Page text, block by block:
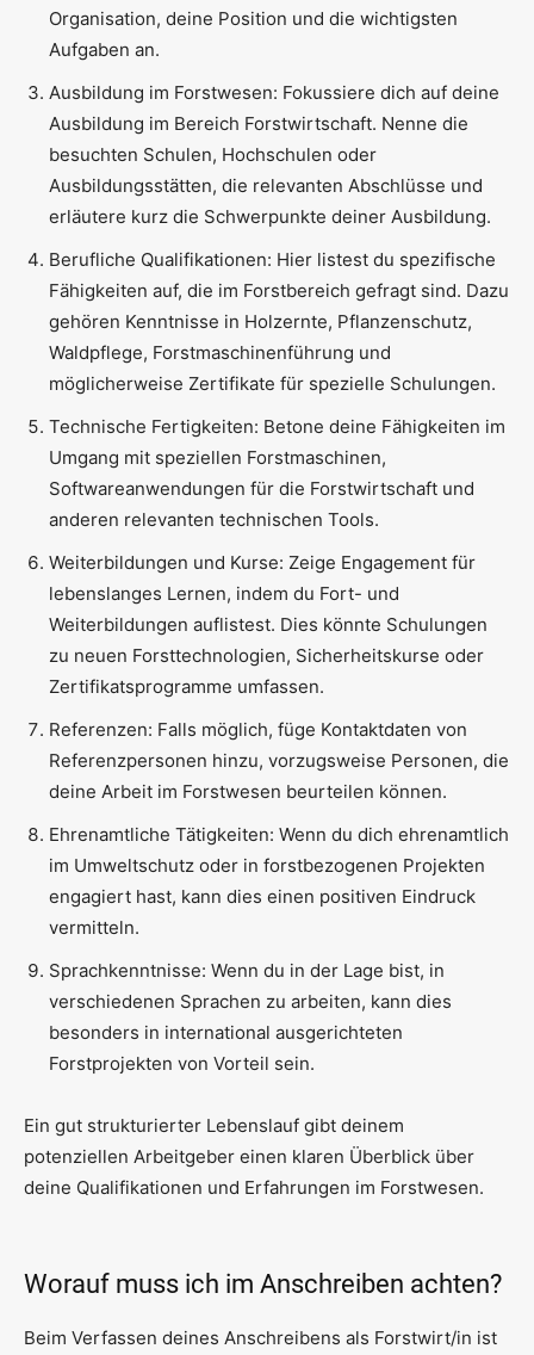
Organisation, deine Position und die wichtigsten
Aufgaben an.
Ausbildung im Forstwesen: Fokussiere dich auf deine
Ausbildung im Bereich Forstwirtschaft. Nenne die
besuchten Schulen, Hochschulen oder
Ausbildungsstätten, die relevanten Abschlüsse und
erläutere kurz die Schwerpunkte deiner Ausbildung.
Berufliche Qualifikationen: Hier listest du spezifische
Fähigkeiten auf, die im Forstbereich gefragt sind. Dazu
gehören Kenntnisse in Holzernte, Pflanzenschutz,
Waldpflege, Forstmaschinenführung und
möglicherweise Zertifikate für spezielle Schulungen.
Technische Fertigkeiten: Betone deine Fähigkeiten im
Umgang mit speziellen Forstmaschinen,
Softwareanwendungen für die Forstwirtschaft und
anderen relevanten technischen Tools.
Weiterbildungen und Kurse: Zeige Engagement für
lebenslanges Lernen, indem du Fort- und
Weiterbildungen auflistest. Dies könnte Schulungen
zu neuen Forsttechnologien, Sicherheitskurse oder
Zertifikatsprogramme umfassen.
Referenzen: Falls möglich, füge Kontaktdaten von
Referenzpersonen hinzu, vorzugsweise Personen, die
deine Arbeit im Forstwesen beurteilen können.
Ehrenamtliche Tätigkeiten: Wenn du dich ehrenamtlich
im Umweltschutz oder in forstbezogenen Projekten
engagiert hast, kann dies einen positiven Eindruck
vermitteln.
Sprachkenntnisse: Wenn du in der Lage bist, in
verschiedenen Sprachen zu arbeiten, kann dies
besonders in international ausgerichteten
Forstprojekten von Vorteil sein.
Ein gut strukturierter Lebenslauf gibt deinem
potenziellen Arbeitgeber einen klaren Überblick über
deine Qualifikationen und Erfahrungen im Forstwesen.
Worauf muss ich im Anschreiben achten?
Beim Verfassen deines Anschreibens als Forstwirt/in ist